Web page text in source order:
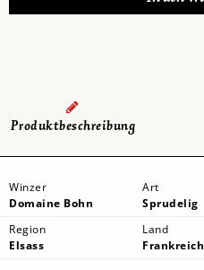
Produktbeschreibung
Winzer
Domaine Bohn
Art
Sprudelig
Region
Elsass
Land
Frankreich